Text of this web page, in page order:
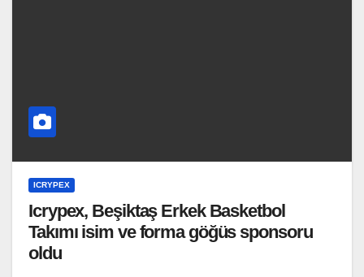
ICRYPEX
Icrypex, Beşiktaş Erkek Basketbol
Takımı isim ve forma göğüs sponsoru
oldu